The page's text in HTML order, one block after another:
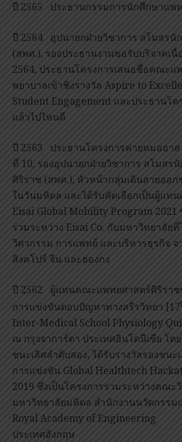
ปี 2565 ประธานกรรมการนักศึกษาแพ
ปี 2564 อุปนายกฝ่ายวิชาการ สโมสรนั
(สพศ.), รองประธานงานขอรับบริจาคเ
2564, ประธานโครงการเสนอชื่อคณะแ
พยาบาลเข้าชิงรางวัล Aspire to
Student Engagement และประธานโ
แล้วไปไหนดี
ปี 2563 ประธานโครงการค่ายหมออา
ที่ 10, รองอุปนายกฝ่ายวิชาการ สโมสร
ศิริราช (สพศ.), หัวหน้ากลุ่มเดินสายออก
ในวันมหิดล และได้รับคัดเลือกเป็นผู้แทน
Eisai Global Mobility Program 2021
ร่วมระหว่าง Eisai Co. กับมหาวิทยาลัย
วิศวกรรม การแพทย์ และบริหารธุรกิจ จ
สิงคโปร์ จีน และฮ่องกง
ปี 2562 ผู้แทนคณะแพทยศาสตร์ศิริราช
การแข่งขันตอบปัญหาทางสรีรวิทยา [17
Inter-Medical School Physiology
ณ กรุงจาการ์ตา ประเทศอินโดนีเซีย โด
ชนะเลิศลำดับสอง, ได้รับรางวัลรองชน
การแข่งขัน Global Healthtech
2019 ซึ่งเป็นโครงการร่วมระหว่างคณะ
มหาวิทยาลัยมหิดล สำนักงานนวัตกรรม
Royal Academy of Engineering
ประเทศอังกฤษ